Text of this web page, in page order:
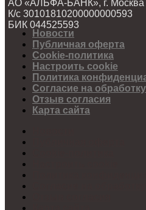
АО «АЛЬФА-БАНК», г. Москва
К/с 30101810200000000593
БИК 044525593
Новости
Публичная оферта
Cookie-политика
Настроить cookie
Политика
Согласие на обработку
Отзыв согласия
Карта сайта